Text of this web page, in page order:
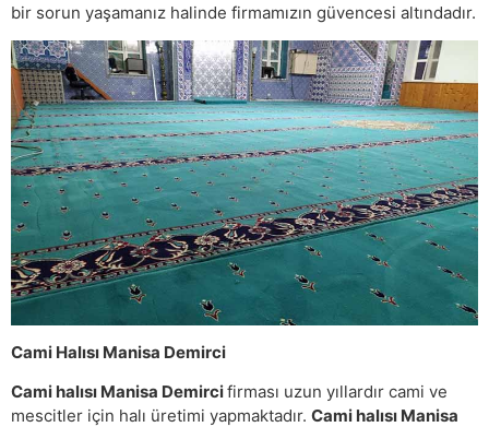
bir sorun yaşamanız halinde firmamızın güvencesi altındadır.
Cami Halısı Manisa Demirci
Cami halısı Manisa Demircifirması uzun yıllardır cami ve
mescitler için halı üretimi yapmaktadır. Cami halısı Manisa